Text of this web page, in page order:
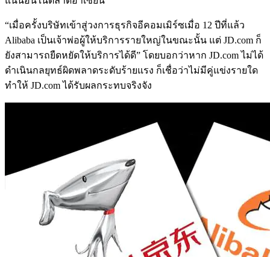
“เมื่อครั้งบริษัทเข้าสู่วงการธุรกิจอีคอมเมิร์ซเมื่อ 12 ปีที่แล้ว
Alibaba เป็นเจ้าพ่อผู้ให้บริการรายใหญ่ในขณะนั้น แต่ JD.com ก็
ยังสามารถยืดหยัดให้บริการได้ดี” โดยบอกว่าหาก JD.com ไม่ได้
ดำเนินกลยุทธ์ผิดพลาดระดับร้ายแรง ก็เชื่อว่าไม่มีคู่แข่งรายใด
ทำให้ JD.com ได้รับผลกระทบจริงจัง